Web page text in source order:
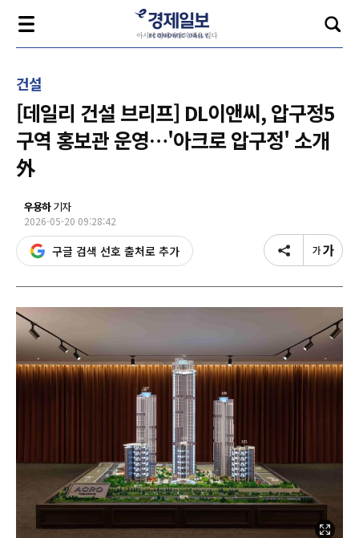
건설
[데일리 건설 브리프] DL이앤씨, 압구정5
구역 홍보관 운영…'아크로 압구정' 소개
外
우용하기자
2026-05-20 09:28:42
구글 검색 선호 출처로 추가